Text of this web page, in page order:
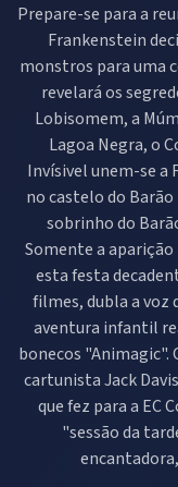
Prepare-se para a
Frankenstein
monstros para uma
revelará os
Lobisomem, a
Lagoa Negra, o
Invísivel unem-se a
no castelo do
sobrinho do
Somente a
esta festa
filmes, dubla a voz
aventura infantil
bonecos "Animagic".
cartunista Jack
que fez para a EC
"sessão da